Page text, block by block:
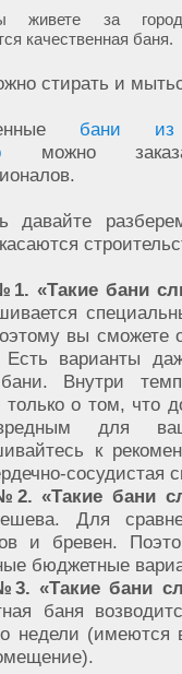
живете за
качественная баня.
стирать и
бани
можно
давайте
«Такие бани
вы сможете
Есть варианты
Внутри
о том, что
для
к
сосудистая
«Такие бани
Для
и бревен.
бюджетные
«Такие бани
баня
недели (имеются